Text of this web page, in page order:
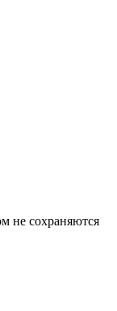
не сохраняются